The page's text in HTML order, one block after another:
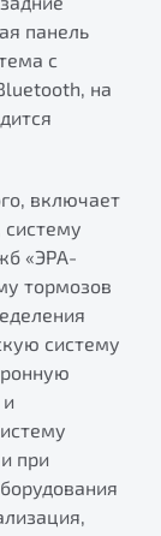
панель
с
на
включает
систему
«ЭРА-
тормозов
систему
при